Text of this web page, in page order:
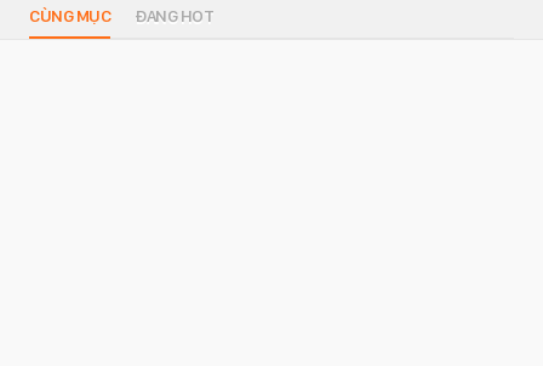
CÙNG MỤC ĐANG HOT